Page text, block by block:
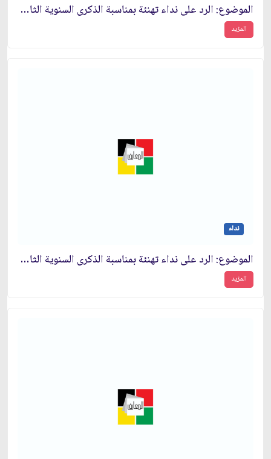
الموضوع: الرد على نداء تهنئة بمناسبة الذكرى السنوية الثامنة لانتصار الثورة الاسلامية
المزيد
نداء
الموضوع: الرد على نداء تهنئة بمناسبة الذكرى السنوية الثامنة لانتصار الثورة الاسلامية
المزيد